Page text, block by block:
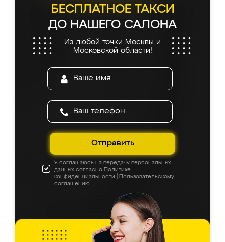
БЕСПЛАТНОЕ ТАКСИ
ДО НАШЕГО САЛОНА
Из любой точки Москвы и
Московской области!
Отправить
Я соглашаюсь на передачу персональных
данных согласно Политике
конфиденциальности
Пользовательскому
соглашению